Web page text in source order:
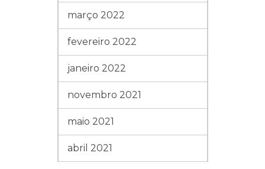
março 2022
fevereiro 2022
janeiro 2022
novembro 2021
maio 2021
abril 2021